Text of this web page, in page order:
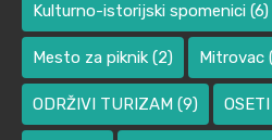
Kulturno-istorijski spomenici (6)
Mesto za piknik (2) Mitrovac
ODRŽIVI TURIZAM (9)